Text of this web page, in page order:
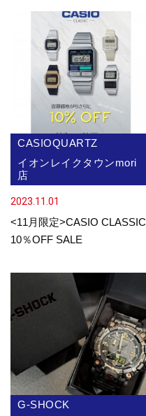
CASIOQUARTZ
イオンレイクタウンmori
店
2023.11.01
<11月限定>CASIO CLASSIC
10％OFF SALE
G-SHOCK